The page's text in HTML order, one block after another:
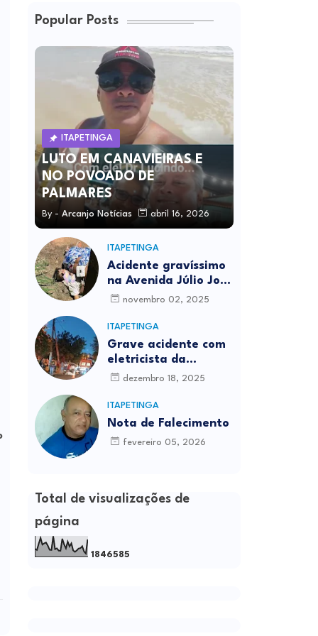
Popular Posts
ITAPETINGA
LUTO EM CANAVIEIRAS E
NO POVOADO DE
PALMARES
By - Arcanjo Notícias abril 16, 2026
ITAPETINGA
Acidente gravíssimo
na Avenida Júlio José
Rodrigues deixa um
novembro 02, 2025
ITAPETINGA
Grave acidente com
eletricista da
Prefeitura é
Itapetinga
dezembro 18, 2025
ITAPETINGA
Nota de Falecimento
fevereiro 05, 2026
Total de visualizações de
página
1 846585